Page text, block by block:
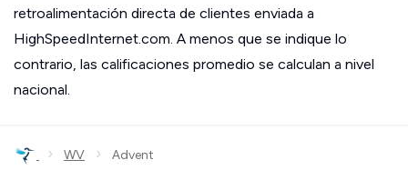
retroalimentación directa de clientes enviada a
HighSpeedInternet.com. A menos que se indique lo
contrario, las calificaciones promedio se calculan a nivel
nacional.
› WV › Advent